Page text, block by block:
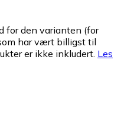
for den varianten (for
har vært billigst til
er ikke inkludert. Les